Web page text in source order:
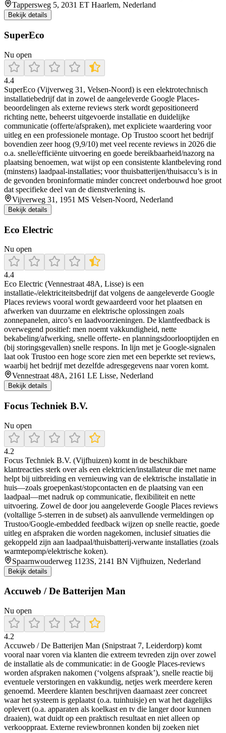
Tappersweg 5, 2031 ET Haarlem, Nederland
Bekijk details
SuperEco
Nu open
4.4
SuperEco (Vijverweg 31, Velsen-Noord) is een elektrotechnisch
installatiebedrijf dat in zowel de aangeleverde Google Places-
beoordelingen als externe reviews sterk wordt gepositioneerd
richting nette, beheerst uitgevoerde installatie en duidelijke
communicatie (offerte/afspraken), met expliciete waardering voor
uitleg en een professionele montage. Op Trustoo scoort het bedrijf
bovendien zeer hoog (9,9/10) met veel recente reviews in 2026 die
o.a. snelle/efficiënte uitvoering en goede bereikbaarheid/nazorg na
plaatsing benoemen, wat wijst op een consistente klantbeleving rond
(minstens) laadpaal-installaties; voor thuisbatterijen/thuisaccu’s is in
de gevonden broninformatie minder concreet onderbouwd hoe groot
dat specifieke deel van de dienstverlening is.
Vijverweg 31, 1951 MS Velsen-Noord, Nederland
Bekijk details
Eco Electric
Nu open
4.4
Eco Electric (Vennestraat 48A, Lisse) is een
installatie-/elektriciteitsbedrijf dat volgens de aangeleverde Google
Places reviews vooral wordt gewaardeerd voor het plaatsen en
afwerken van duurzame en elektrische oplossingen zoals
zonnepanelen, airco’s en laadvoorzieningen. De klantfeedback is
overwegend positief: men noemt vakkundigheid, nette
bekabeling/afwerking, snelle offerte- en planningsdoorlooptijden en
(bij storingsgevallen) snelle respons. In lijn met je Google-signalen
laat ook Trustoo een hoge score zien met een beperkte set reviews,
waarbij het bedrijf met dezelfde adresgegevens naar voren komt.
Vennestraat 48A, 2161 LE Lisse, Nederland
Bekijk details
Focus Techniek B.V.
Nu open
4.2
Focus Techniek B.V. (Vijfhuizen) komt in de beschikbare
klantreacties sterk over als een elektricien/installateur die met name
helpt bij uitbreiding en vernieuwing van de elektrische installatie in
huis—zoals groepenkast/stopcontacten en de plaatsing van een
laadpaal—met nadruk op communicatie, flexibiliteit en nette
uitvoering. Zowel de door jou aangeleverde Google Places reviews
(voltallige 5-sterren in de subset) als aanvullende vermeldingen op
Trustoo/Google-embedded feedback wijzen op snelle reactie, goede
uitleg en afspraken die worden nagekomen, inclusief situaties die
gekoppeld zijn aan laadpaal/thuisbatterij-verwante installaties (zoals
warmtepomp/elektrische koken).
Spaarnwouderweg 1123S, 2141 BN Vijfhuizen, Nederland
Bekijk details
Accuweb / De Batterijen Man
Nu open
4.2
Accuweb / De Batterijen Man (Snipstraat 7, Leiderdorp) komt
vooral naar voren via klanten die extreem tevreden zijn over zowel
de installatie als de communicatie: in de Google Places-reviews
worden afspraken nakomen (‘volgens afspraak’), snelle reactie bij
eventuele verstoringen en vakkundig, netjes werk meerdere keren
genoemd. Meerdere klanten beschrijven daarnaast zeer concreet
waar het systeem is geplaatst (o.a. tuinhuisje) en wat het dagelijks
oplevert (o.a. apparaten als koelkast en tv die langer door kunnen
draaien), wat duidt op een praktisch resultaat en niet alleen op
verkooppraat. Externe reviewbronnen konden bij zoeken niet